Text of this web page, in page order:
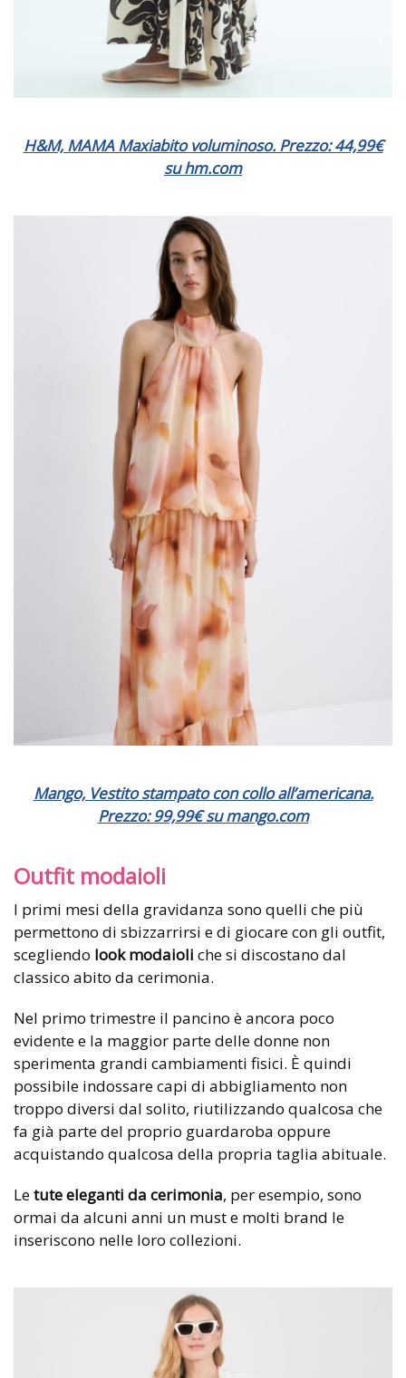
H&M, MAMA Maxiabito voluminoso. Prezzo: 44,99€
su hm.com
Mango, Vestito stampato con collo all’americana.
Prezzo: 99,99€ su mango.com
Outfit modaioli
I primi mesi della gravidanza sono quelli che più
permettono di sbizzarrirsi e di giocare con gli outfit,
scegliendo look modaioli che si discostano dal
classico abito da cerimonia.
Nel primo trimestre il pancino è ancora poco
evidente e la maggior parte delle donne non
sperimenta grandi cambiamenti fisici. È quindi
possibile indossare capi di abbigliamento non
troppo diversi dal solito, riutilizzando qualcosa che
fa già parte del proprio guardaroba oppure
acquistando qualcosa della propria taglia abituale.
Letute eleganti da cerimonia, per esempio, sono
ormai da alcuni anni un must e molti brand le
inseriscono nelle loro collezioni.